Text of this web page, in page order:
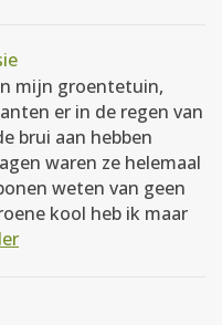
mijn groentetuin,
er in de regen van
brui aan hebben
waren ze helemaal
weten van geen
kool heb ik maar